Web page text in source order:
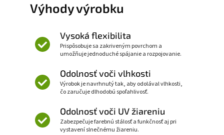
Výhody výrobku
Vysoká flexibilita
Prispôsobuje sa zakriveným povrchom a
umožňuje jednoduché spájanie a rozpojovanie.
Odolnosť voči vlhkosti
Výrobok je navrhnutý tak, aby odolával vlhkosti,
čo zaručuje dlhodobú spoľahlivosť.
Odolnosť voči UV žiareniu
Zabezpečuje farebnú stálosť a funkčnosť aj pri
vystavení slnečnému žiareniu.